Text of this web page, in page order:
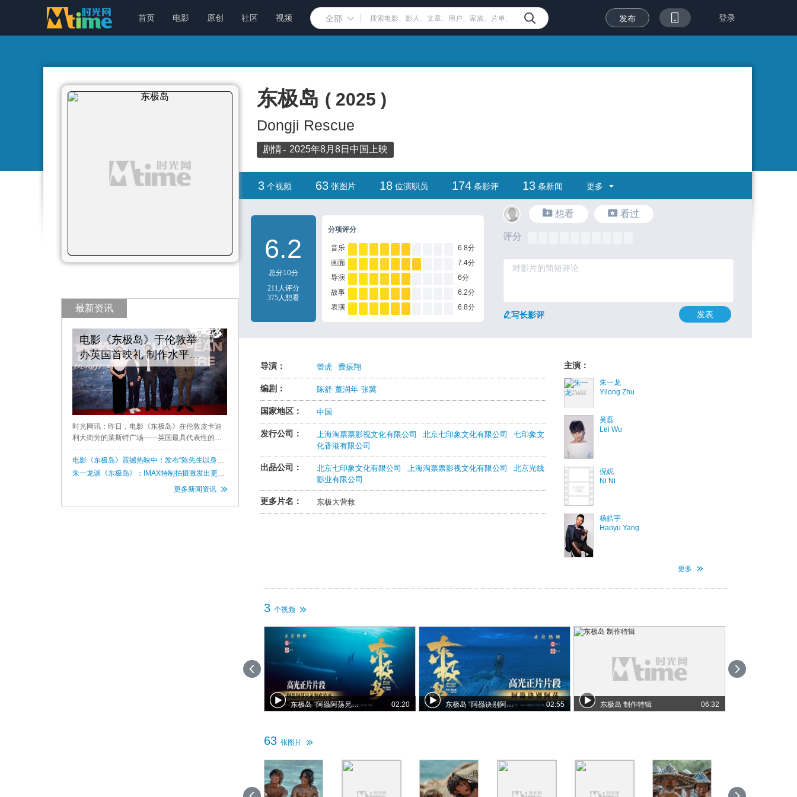
首页 电影 原创 社区 视频 全部 发布 登录
最新资讯
电影《东极岛》于伦敦举
办英国首映礼 制作水平获
赞“看到了中国电影的无限
可能”
时光网讯：昨日，电影《东极岛》在伦敦皮卡迪
利大街旁的莱斯特广场——英国最具代表性的文
化地标之一，举办英国首映礼。导演费振翔，出
品人及总制片人梁静，携演员朱一龙、倪妮、威
廉·富兰克林·米勒现身映后互动现
电影《东极岛》震撼热映中！发布“陈先生以身做
炬”正片片段
朱一龙谈《东极岛》：IMAX特制拍摄激发出更加
更多新闻资讯
东极岛 ( 2025 )
Dongji Rescue
剧情 2025年8月8日 中国 上映
3个视频 63张图片 18位演职员 174条影评 13条新闻 更多
6.2
总分10分
211人评分
375人想看
分项评分
音乐
6.8分
画面
7.4分
导演
6分
故事
6.2分
表演
6.8分
想看 看过
评分
写长影评 发表
导演： 管虎 费振翔
编剧： 陈舒 董润年 张冀
国家地区： 中国
发行公司： 上海淘票票影视文化有限公司 北京七印象文化有限公司
七印象文
化香港有限公司
出品公司： 北京七印象文化有限公司 上海淘票票影视文化有限公司
北京光线
影业有限公司
更多片名： 东极大营救
主演：
朱一龙
Yilong Zhu
吴磊
Lei Wu
倪妮
Ni Ni
杨皓宇
Haoyu Yang
更多
3 个视频
02:20
东极岛 “阿赑阿荡兄弟海底追逐”正片片段 02:55
东极岛 “阿赑诀别阿荡”正片片段 06:32
东极岛 制作特辑
63 张图片